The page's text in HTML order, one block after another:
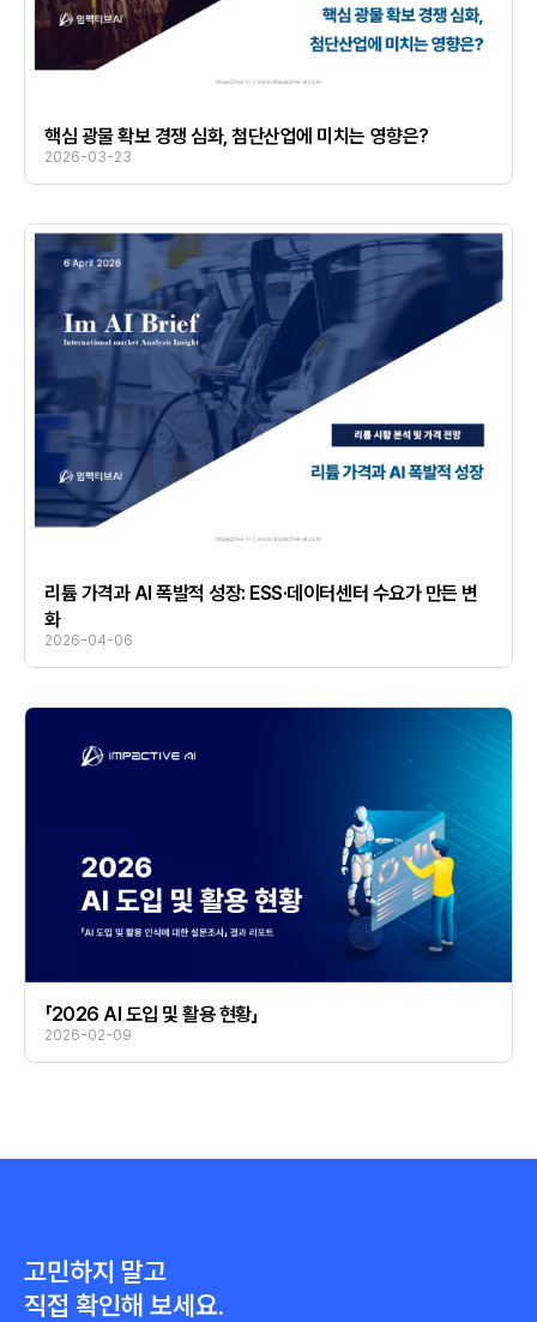
핵심 광물 확보 경쟁 심화, 첨단산업에 미치는 영향은?
2026-03-23
리튬 가격과 AI 폭발적 성장: ESS·데이터센터 수요가 만든 변
화
2026-04-06
「2026 AI 도입 및 활용 현황」
2026-02-09
고민하지 말고
직접 확인해 보세요.